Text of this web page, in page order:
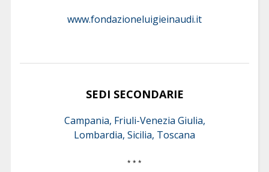
www.fondazioneluigieinaudi.it
SEDI SECONDARIE
Campania, Friuli-Venezia Giulia,
Lombardia, Sicilia, Toscana
* * *